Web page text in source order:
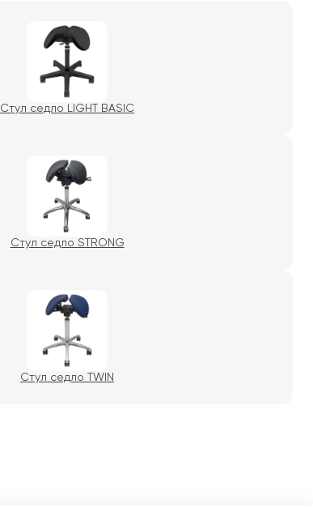
Стул седло LIGHT BASIC
Стул седло STRONG
Стул седло TWIN